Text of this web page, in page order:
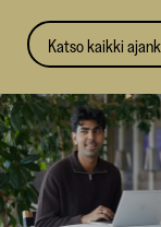
Katso kaikki